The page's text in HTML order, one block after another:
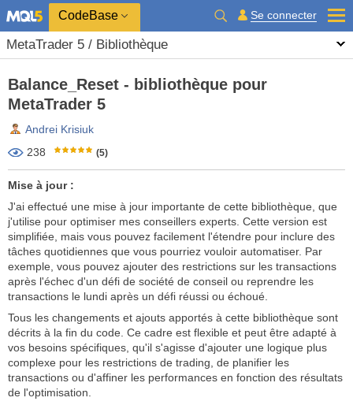
CodeBase Se connecter
MetaTrader 5 / Bibliothèque
Balance_Reset - bibliothèque pour
MetaTrader 5
Andrei Krisiuk
238
(5)
Mise à jour :
J'ai effectué une mise à jour importante de cette bibliothèque, que
j'utilise pour optimiser mes conseillers experts. Cette version est
simplifiée, mais vous pouvez facilement l'étendre pour inclure des
tâches quotidiennes que vous pourriez vouloir automatiser. Par
exemple, vous pouvez ajouter des restrictions sur les transactions
après l'échec d'un défi de société de conseil ou reprendre les
transactions le lundi après un défi réussi ou échoué.
Tous les changements et ajouts apportés à cette bibliothèque sont
décrits à la fin du code. Ce cadre est flexible et peut être adapté à
vos besoins spécifiques, qu'il s'agisse d'ajouter une logique plus
complexe pour les restrictions de trading, de planifier les
transactions ou d'affiner les performances en fonction des résultats
de l'optimisation.